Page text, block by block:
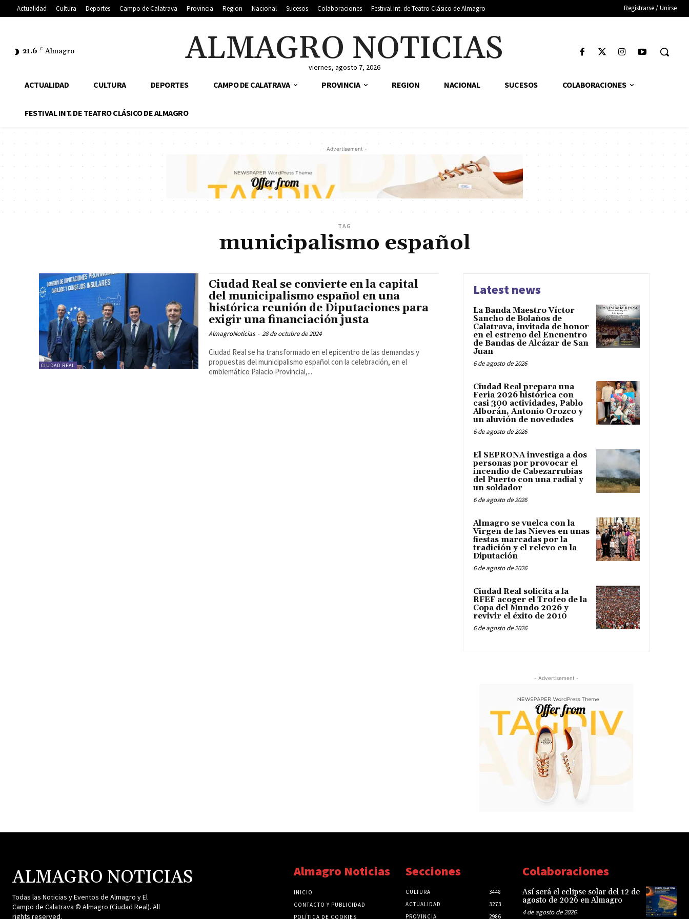
Actualidad Cultura Deportes Campo de Calatrava Provincia Region Nacional Sucesos Colaboraciones Festival Int. de Teatro Clásico de Almagro Registrarse / Unirse
21.6 C Almagro ALMAGRO NOTICIAS
viernes, agosto 7, 2026
ACTUALIDAD CULTURA DEPORTES CAMPO DE CALATRAVA PROVINCIA REGION NACIONAL SUCESOS COLABORACIONES
FESTIVAL INT. DE TEATRO CLÁSICO DE ALMAGRO
- Advertisement -
TAG
municipalismo español
CIUDAD REAL
Ciudad Real se convierte en la capital
del municipalismo español en una
histórica reunión de Diputaciones para
exigir una financiación justa
AlmagroNoticias - 28 de octubre de 2024
Ciudad Real se ha transformado en el epicentro de las demandas y
propuestas del municipalismo español con la celebración, en el
emblemático Palacio Provincial,...
Latest news
La Banda Maestro Víctor
Sancho de Bolaños de
Calatrava, invitada de honor
en el estreno del Encuentro
de Bandas de Alcázar de San
Juan
6 de agosto de 2026
Ciudad Real prepara una
Feria 2026 histórica con
casi 300 actividades, Pablo
Alborán, Antonio Orozco y
un aluvión de novedades
6 de agosto de 2026
El SEPRONA investiga a dos
personas por provocar el
incendio de Cabezarrubias
del Puerto con una radial y
un soldador
6 de agosto de 2026
Almagro se vuelca con la
Virgen de las Nieves en unas
fiestas marcadas por la
tradición y el relevo en la
Diputación
6 de agosto de 2026
Ciudad Real solicita a la
RFEF acoger el Trofeo de la
Copa del Mundo 2026 y
revivir el éxito de 2010
6 de agosto de 2026
- Advertisement -
ALMAGRO NOTICIAS
Todas las Noticias y Eventos de Almagro y El
Campo de Calatrava © Almagro (Ciudad Real). All
rights reserved.
Almagro Noticias
INICIO
CONTACTO Y PUBLICIDAD
POLÍTICA DE COOKIES
Secciones
CULTURA
3448
ACTUALIDAD
3273
PROVINCIA
2986
Colaboraciones
Así será el eclipse solar del 12 de
agosto de 2026 en Almagro
4 de agosto de 2026